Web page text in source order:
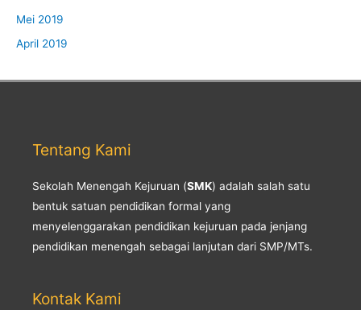
Mei 2019
April 2019
Tentang Kami
Sekolah Menengah Kejuruan (SMK) adalah salah satu
bentuk satuan pendidikan formal yang
menyelenggarakan pendidikan kejuruan pada jenjang
pendidikan menengah sebagai lanjutan dari SMP/MTs.
Kontak Kami